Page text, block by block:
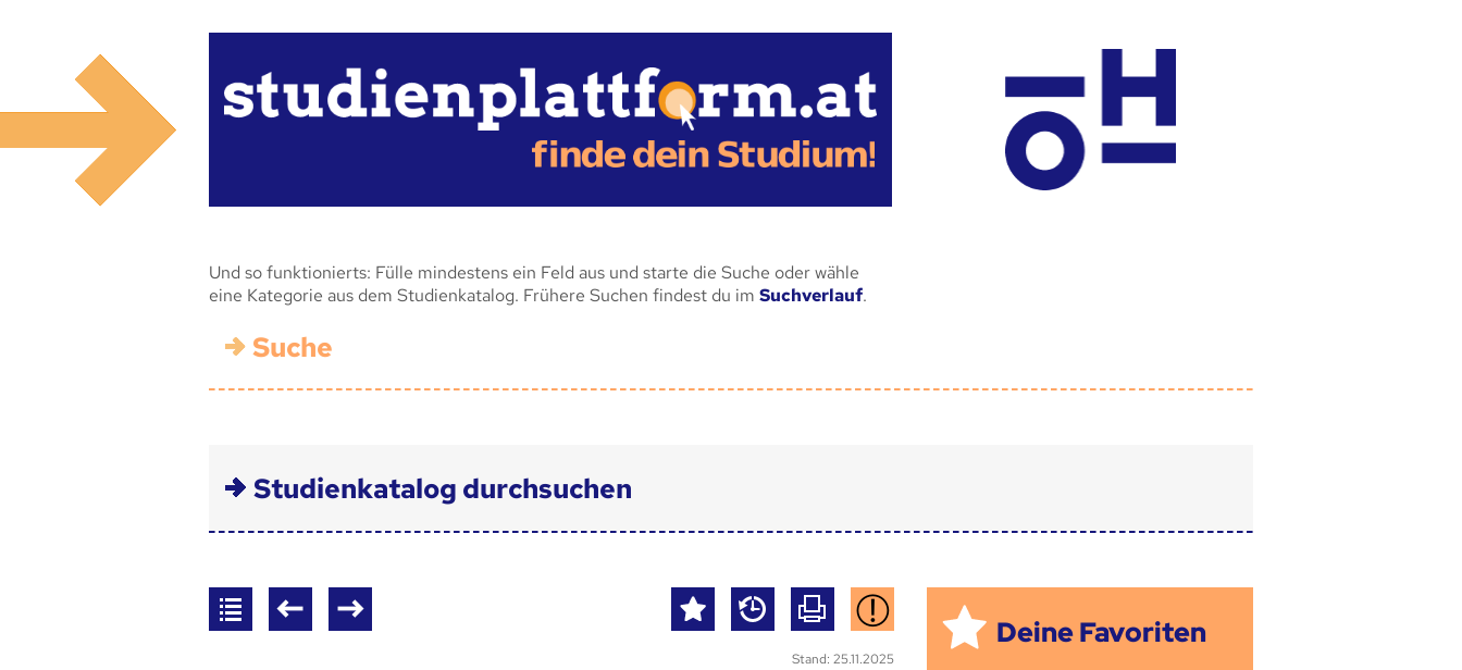
Und so funktionierts: Fülle mindestens ein Feld aus und starte die Suche oder wähle
eine Kategorie aus dem Studienkatalog. Frühere Suchen findest du im Suchverlauf.
Suche
Studienkatalog durchsuchen
Stand: 25.11.2025
Deine Favoriten